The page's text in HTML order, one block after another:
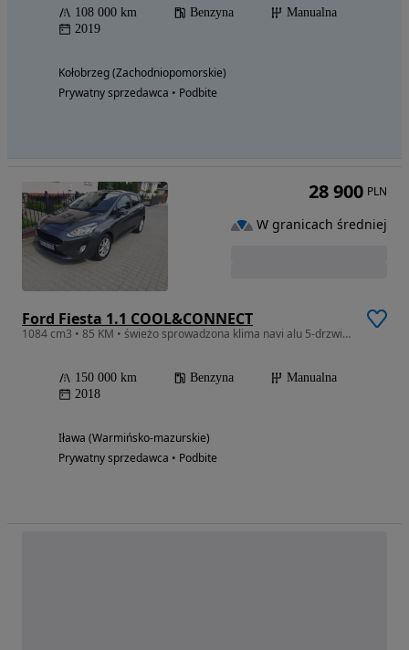
108 000 km Benzyna
Manualna
2019
Kołobrzeg (Zachodniopomorskie)
Prywatny sprzedawca • Podbite
Ford Fiesta 1.1 COOL&CONNECT
1084 cm3 • 85 KM • świeżo sprowadzona klima navi alu 5-drzwiowa
150 000 km Benzyna
Manualna
2018
Iława (Warmińsko-mazurskie)
Prywatny sprzedawca • Podbite
28 900 PLN
W granicach średniej